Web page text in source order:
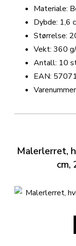
Materiale:
Dybde: 1,6
Størrelse:
Vekt: 360
Antall: 10
EAN:
Malerlerret,
cm,